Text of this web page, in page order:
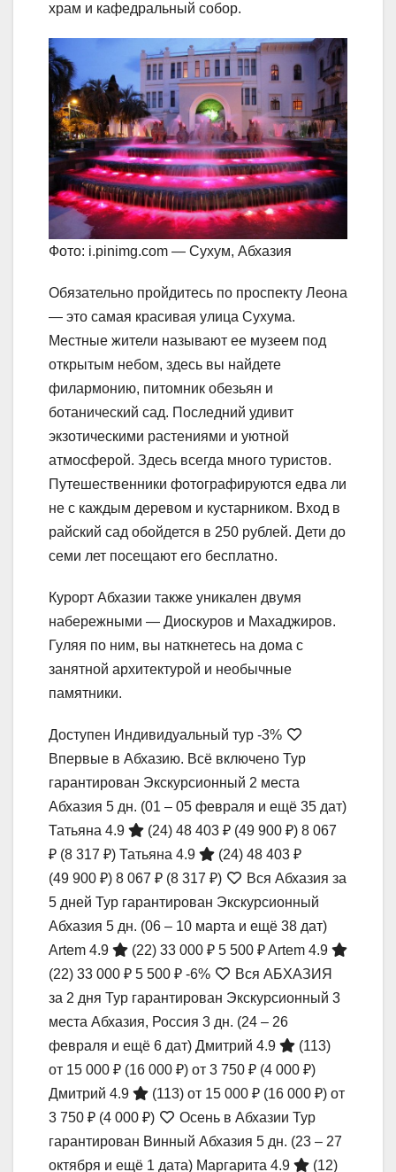
храм и кафедральный собор.
Фото: i.pinimg.com — Сухум, Абхазия
Обязательно пройдитесь по проспекту Леона
— это самая красивая улица Сухума.
Местные жители называют ее музеем под
открытым небом, здесь вы найдете
филармонию, питомник обезьян и
ботанический сад. Последний удивит
экзотическими растениями и уютной
атмосферой. Здесь всегда много туристов.
Путешественники фотографируются едва ли
не с каждым деревом и кустарником. Вход в
райский сад обойдется в 250 рублей. Дети до
семи лет посещают его бесплатно.
Курорт Абхазии также уникален двумя
набережными — Диоскуров и Махаджиров.
Гуляя по ним, вы наткнетесь на дома с
занятной архитектурой и необычные
памятники.
Доступен Индивидуальный тур -3%
Впервые в Абхазию. Всё включено Тур
гарантирован Экскурсионный 2 места
Абхазия 5 дн. (01 – 05 февраля и ещё 35 дат)
Татьяна 4.9
(24) 48 403 ₽ (49 900 ₽) 8 067
₽ (8 317 ₽) Татьяна 4.9 (24) 48 403 ₽
(49 900 ₽) 8 067 ₽ (8 317 ₽)
Вся Абхазия за
5 дней Тур гарантирован Экскурсионный
Абхазия 5 дн. (06 – 10 марта и ещё 38 дат)
Artem 4.9
(22) 33 000 ₽ 5 500 ₽Artem 4.9
(22) 33 000 ₽ 5 500 ₽ -6%
Вся АБХАЗИЯ
за 2 дня Тур гарантирован Экскурсионный 3
места Абхазия, Россия 3 дн. (24 – 26
февраля и ещё 6 дат) Дмитрий 4.9
(113)
от 15 000 ₽ (16 000 ₽) от 3 750 ₽ (4 000 ₽)
Дмитрий 4.9
(113) от 15 000 ₽ (16 000 ₽) от
3 750 ₽ (4 000 ₽)
Осень в Абхазии Тур
гарантирован Винный Абхазия 5 дн. (23 – 27
октября и ещё 1 дата) Маргарита 4.9 (12)